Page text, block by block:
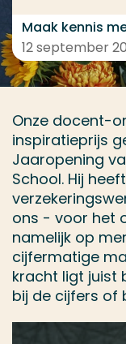
Maak kennis
12 september
Onze docent-
inspiratieprijs
Jaaropening
School. Hij
ons - voor het
namelijk op
cijfermatige
kracht ligt juist
bij de cijfers of